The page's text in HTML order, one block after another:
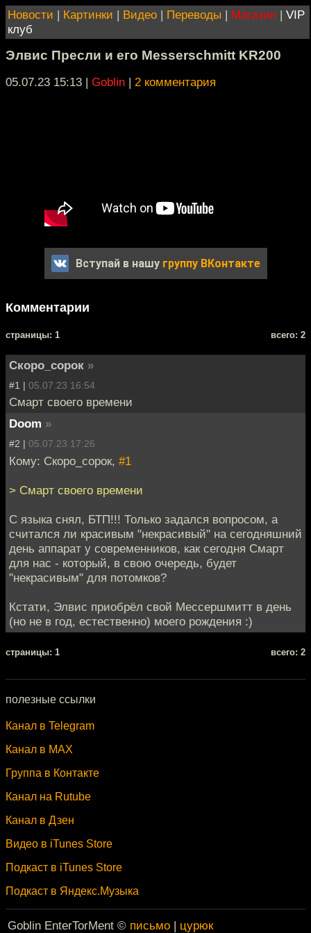
Новости | Картинки | Видео | Переводы | Магазин | VIP
клуб
Элвис Пресли и его Messerschmitt KR200
05.07.23 15:13 | Goblin | 2 комментария
Вступай в нашу группу ВКонтакте
Комментарии
cтраницы: 1 всего: 2
Скоро_сорок »
#1 | 05.07.23 16:54
Смарт своего времени
Doom »
#2 | 05.07.23 17:26
Кому: Скоро_сорок, #1
> Смарт своего времени
С языка снял, БТП!!! Только задался вопросом, а
считался ли красивым "некрасивый" на сегодняшний
день аппарат у современников, как сегодня Смарт
для нас - который, в свою очередь, будет
"некрасивым" для потомков?
Кстати, Элвис приобрёл свой Мессершмитт в день
(но не в год, естественно) моего рождения :)
cтраницы: 1 всего: 2
полезные ссылки
Канал в Telegram
Канал в MAX
Группа в Контакте
Канал на Rutube
Канал в Дзен
Видео в iTunes Store
Подкаст в iTunes Store
Подкаст в Яндекс.Музыка
Goblin EnterTorMent © письмо | цурюк